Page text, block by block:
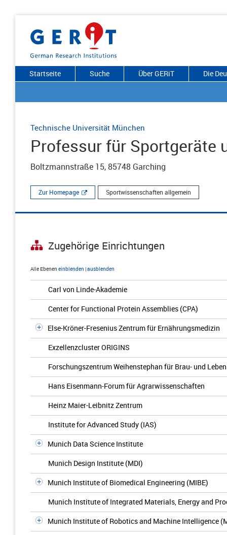
Startseite Suche Über GERiT Die
Technische Universität München
Professur für Sportgeräte
Boltzmannstraße 15, 85748 Garching
Zur Homepage Sportwissenschaften allgemein
Zugehörige Einrichtungen
Alle Ebenen einblenden |ausblenden
Carl von Linde-Akademie
Center for Functional Protein Assemblies (CPA)
Else-Kröner-Fresenius Zentrum für Ernährungsmedizin
Exzellenzcluster ORIGINS
Forschungszentrum Weihenstephan für Brau- und
Hans Eisenmann-Forum für Agrarwissenschaften
Heinz Maier-Leibnitz Zentrum
Institute for Advanced Study (IAS)
Munich Data Science Institute
Munich Design Institute (MDI)
Munich Institute of Biomedical Engineering (MIBE)
Munich Institute of Integrated Materials, Energy and
Munich Institute of Robotics and Machine Intelligence